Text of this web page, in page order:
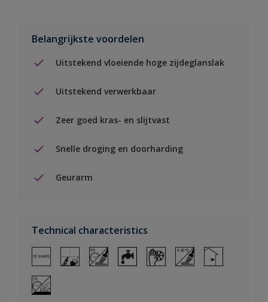
Belangrijkste voordelen
Uitstekend vloeiende hoge zijdeglanslak
Uitstekend verwerkbaar
Zeer goed kras- en slijtvast
Snelle droging en doorharding
Geurarm
Technical characteristics